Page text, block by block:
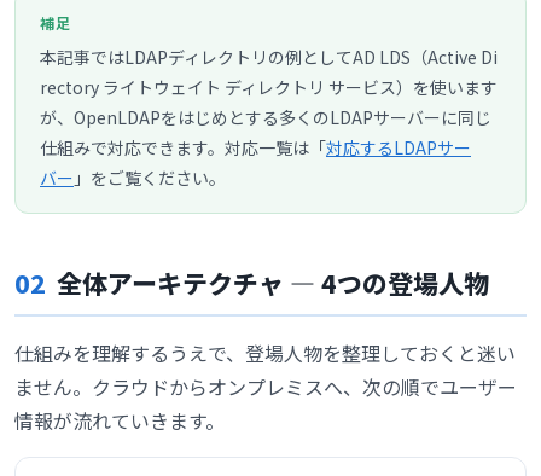
補足
本記事ではLDAPディレクトリの例としてAD LDS（Active Di
rectory ライトウェイト ディレクトリ サービス）を使います
が、OpenLDAPをはじめとする多くのLDAPサーバーに同じ
仕組みで対応できます。対応一覧は「対応するLDAPサー
バー 」をご覧ください。
02 全体アーキテクチャ ― 4つの登場人物
仕組みを理解するうえで、登場人物を整理しておくと迷い
ません。クラウドからオンプレミスへ、次の順でユーザー
情報が流れていきます。